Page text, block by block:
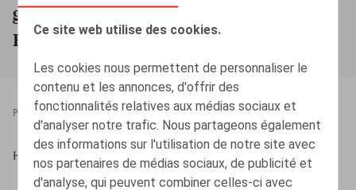
Ce site web utilise des cookies.
Les cookies nous permettent de personnaliser le
contenu et les annonces, d'offrir des
fonctionnalités relatives aux médias sociaux et
d'analyser notre trafic. Nous partageons également
des informations sur l'utilisation de notre site avec
nos partenaires de médias sociaux, de publicité et
d'analyse, qui peuvent combiner celles-ci avec
geleverde prestaties uitbetalen in
Bitcoin?
PRESSROOM 20.05.2024
HR.square (online), 20/05/2024